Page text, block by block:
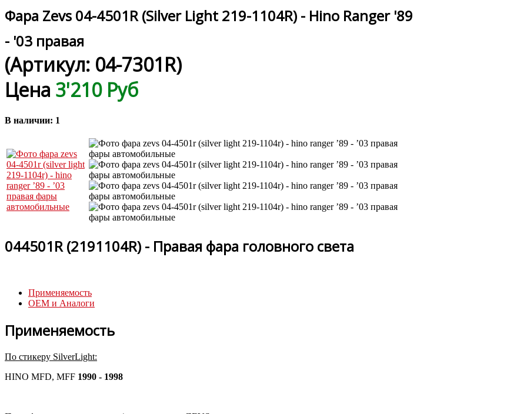
Фара Zevs 04-4501R (Silver Light 219-1104R) - Hino Ranger '89
- '03 правая
(Артикул: 04-7301R)
Цена 3'210 Руб
В наличии: 1
044501R (2191104R) - Правая фара головного света
Применяемость
OEM и Аналоги
Применяемость
По стикеру SilverLight:
HINO MFD, MFF 1990 - 1998